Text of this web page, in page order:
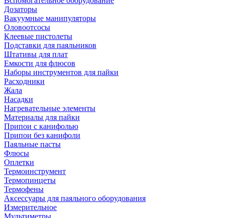
Дозаторы
Вакуумные манипуляторы
Оловоотсосы
Клеевые пистолеты
Подставки для паяльников
Штативы для плат
Емкости для флюсов
Наборы инструментов для пайки
Расходники
Жала
Насадки
Нагревательные элементы
Материалы для пайки
Припои с канифолью
Припои без канифоли
Паяльные пасты
Флюсы
Оплетки
Термоинструмент
Термопинцеты
Термофены
Аксессуары для паяльного оборудования
Измерительное
Мультиметры